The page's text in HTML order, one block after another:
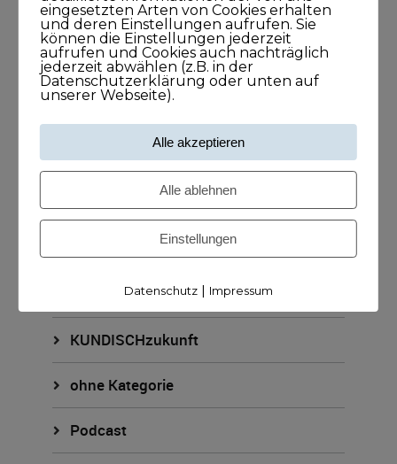
KUNDISCHimpuls
KUNDISCHkonkret
KUNDISCHpositioniert
KUNDISCHstory
KUNDISCHstrategie
KUNDISCHverkauf
KUNDISCHzukunft
ohne Kategorie
Podcast
eingesetzten Arten von Cookies erhalten
und deren Einstellungen aufrufen. Sie
können die Einstellungen jederzeit
aufrufen und Cookies auch nachträglich
jederzeit abwählen (z.B. in der
Datenschutzerklärung oder unten auf
unserer Webseite).
Alle akzeptieren
Alle ablehnen
Einstellungen
Datenschutz| Impressum